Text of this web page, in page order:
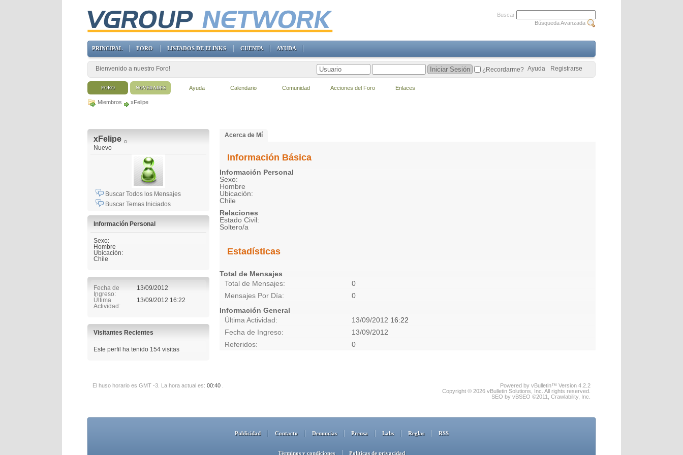
Miembros xFelipe
xFelipe
Nuevo
Buscar Todos los Mensajes
Buscar Temas Iniciados
Información Personal
Sexo:
Hombre
Ubicación:
Chile
Fecha de
Ingreso
13/09/2012
Última
Actividad
13/09/2012 16:22
Visitantes Recientes
Este perfil ha tenido 154 visitas
Acerca de Mí
Información Básica
Información Personal
Sexo:
Hombre
Ubicación:
Chile
Relaciones
Estado Civil:
Soltero/a
Estadísticas
Total de Mensajes
Total de Mensajes
0
Mensajes Por Día
0
Información General
Última Actividad
13/09/2012 16:22
Fecha de Ingreso
13/09/2012
Referidos
0
El huso horario es GMT -3. La hora actual es: 00:40
Powered by vBulletin™ Version 4.2.2
Copyright © 2026 vBulletin Solutions, Inc. All rights reserved.
SEO by vBSEO ©2011, Crawlability, Inc.
Publicidad Contacto Denuncias Prensa Labs Reglas RSS
Términos y condiciones Políticas de privacidad
Buscar
Búsqueda Avanzada
PRINCIPAL FORO LISTADOS DE ELINKS CUENTA AYUDA
Bienvenido a nuestro Foro! Registrarse
Ayuda
¿Recordarme?
FORO Ayuda Calendario Comunidad Acciones del Foro Enlaces
NOVEDADES